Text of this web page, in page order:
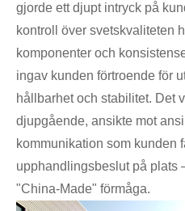
gjorde ett djupt intryck på
kontroll över svetskvaliteten
komponenter och
ingav kunden förtroende för
hållbarhet och stabilitet. Det
djupgående, ansikte mot
kommunikation som kunden
upphandlingsbeslut på plats
"China-Made" förmåga.